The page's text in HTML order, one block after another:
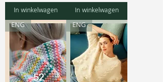
In winkelwagen
In winkelwagen
ENG ENG